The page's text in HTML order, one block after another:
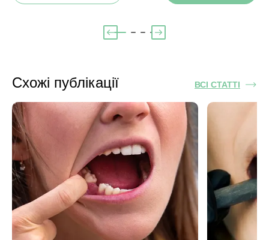
Схожі публікації ВСІ СТАТТІ